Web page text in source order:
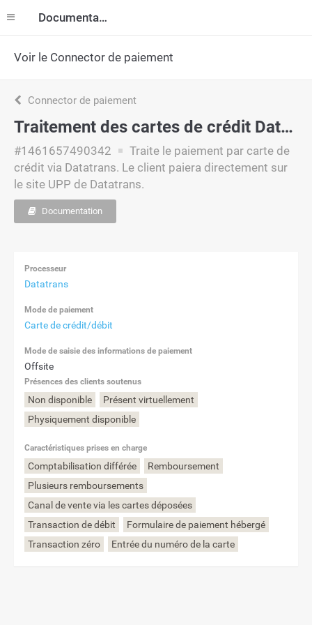
Documentation
Voir le Connector de paiement
Connector de paiement
Traitement des cartes de crédit Datatrans pour Visa (hors site)
#1461657490342
Traite le paiement par carte de
crédit via Datatrans. Le client paiera directement sur
le site UPP de Datatrans.
Documentation
Processeur
Datatrans
Mode de paiement
Carte de crédit/débit
Mode de saisie des informations de paiement
Offsite
Présences des clients soutenus
Non disponible
Présent virtuellement
Physiquement disponible
Caractéristiques prises en charge
Comptabilisation différée
Remboursement
Plusieurs remboursements
Canal de vente via les cartes déposées
Transaction de débit
Formulaire de paiement hébergé
Transaction zéro
Entrée du numéro de la carte